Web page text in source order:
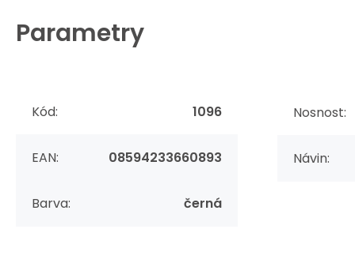
Parametry
Kód: 1096
EAN: 08594233660893
Barva: černá
Nosnost:
Návin: